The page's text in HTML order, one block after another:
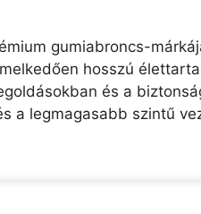
gumiabroncs-
hosszú
és a
a legmagasabb szintű